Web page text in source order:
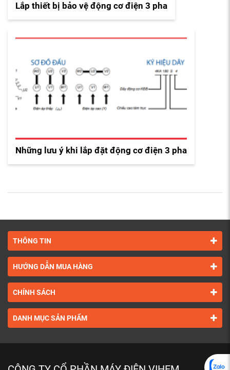
Lắp thiết bị bảo vệ động cơ điện 3 pha
Những lưu ý khi lắp đặt động cơ điện 3 pha
THÔNG TIN
HƯỚNG DẪN MUA HÀNG
CHÍNH SÁCH
DANH MỤC SẢN PHẨM